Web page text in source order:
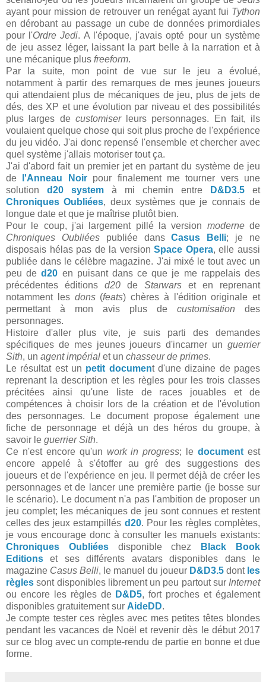
ayant pour mission de retrouver un renégat ayant fui Tython
en dérobant au passage un cube de données primordiales
pour l'Ordre Jedi. A l'époque, j'avais opté pour un système
de jeu assez léger, laissant la part belle à la narration et à
une mécanique plus freeform.
Par la suite, mon point de vue sur le jeu a évolué,
notamment à partir des remarques de mes jeunes joueurs
qui attendaient plus de mécaniques de jeu, plus de jets de
dés, des XP et une évolution par niveau et des possibilités
plus larges de customiser
leurs personnages. En fait, ils
voulaient quelque chose qui soit plus proche de l'expérience
du jeu vidéo. J'ai donc repensé l'ensemble et chercher avec
quel système j'allais motoriser tout ça.
J'ai d'abord fait un premier jet en partant du système de jeu
de
l'Anneau Noirpour finalement me tourner vers une
solution d20 system à mi chemin entre D&D3.5 et
Chroniques Oubliées, deux systèmes que je connais de
longue date et que je maîtrise plutôt bien.
Pour le coup, j'ai largement pillé la version modernede
Chroniques Oubliéespubliée dansCasus Belli; je ne
disposais hélas pas de la versionSpace Opera, elle aussi
publiée dans le célèbre magazine. J'ai mixé le tout avec un
peu ded20 en puisant dans ce que je me rappelais des
précédentes éditions d20 de Starwars et en reprenant
notamment les dons (feats) chères à l'édition originale et
permettant à mon avis plus de customisation des
personnages.
Histoire d'aller plus vite, je suis parti des demandes
spécifiques de mes jeunes joueurs d'incarner un guerrier
Sith, un agent impérial et un chasseur de primes.
Le résultat est un petit document d'une dizaine de pages
reprenant la description et les règles pour les trois classes
précitées ainsi qu'une liste de races jouables et de
compétences à choisir lors de la création et de l'évolution
des personnages. Le document propose également une
fiche de personnage et déjà un des héros du groupe, à
savoir le guerrier Sith.
Ce n'est encore qu'un work in progress; ledocument est
encore appelé à s'étoffer au gré des suggestions des
joueurs et de l'expérience en jeu. Il permet déjà de créer les
personnages et de lancer une première partie (je bosse sur
le scénario). Le document n'a pas l'ambition de proposer un
jeu complet; les mécaniques de jeu sont connues et restent
celles des jeux estampillés d20. Pour les règles complètes,
je vous encourage donc à consulter les manuels existants:
Chroniques Oubliéesdisponible chez
Black Book
Editions et ses différents avatars disponibles dans le
magazine Casus Belli, le manuel du joueur D&D3.5 dont les
règles sont disponibles librement un peu partout sur Internet
ou encore les règles de D&D5, fort proches et également
disponibles gratuitement sur AideDD.
Je compte tester ces règles avec mes petites têtes blondes
pendant les vacances de Noël et revenir dès le début 2017
sur ce blog avec un compte-rendu de partie en bonne et due
forme.